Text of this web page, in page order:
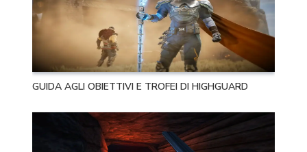
GUIDA AGLI OBIETTIVI E TROFEI DI HIGHGUARD